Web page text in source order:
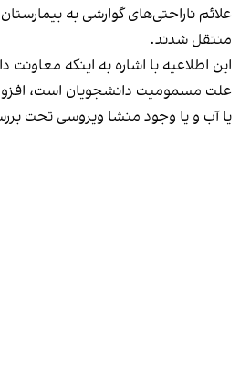
علائم ناراحتی‌های گوارشی به
منتقل شدند.
این اطلاعیه با اشاره به اینکه معاونت
علت مسمومیت دانشجویان است،
یا آب و یا وجود منشا ویروسی تحت